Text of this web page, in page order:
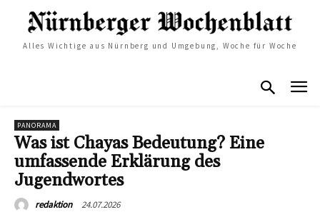
Alles Wichtige aus Nürnberg und Umgebung, Woche für Woche
PANORAMA
Was ist Chayas Bedeutung? Eine
umfassende Erklärung des
Jugendwortes
redaktion 24.07.2026